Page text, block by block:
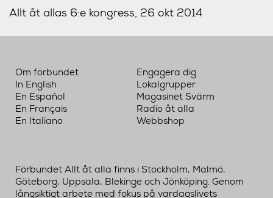
Allt åt allas 6:e kongress, 26 okt 2014
Om förbundet
In English
En Español
En Français
En Italiano
Engagera dig
Lokalgrupper
Magasinet Svärm
Radio åt alla
Webbshop
Förbundet Allt åt alla finns i Stockholm, Malmö,
Göteborg, Uppsala, Blekinge och Jönköping. Genom
långsiktigt arbete med fokus på vardagslivets